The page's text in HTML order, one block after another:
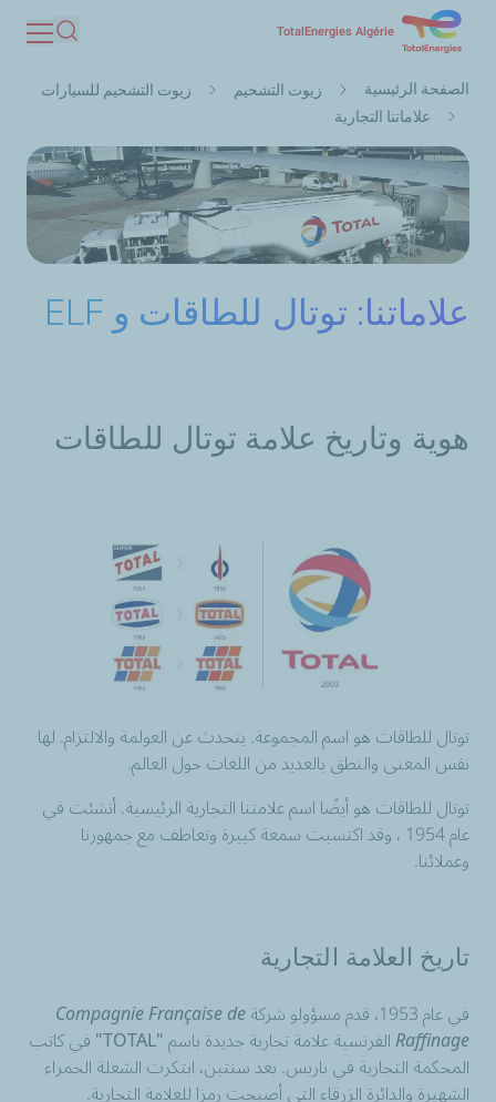
المحتوى
TotalEnergies Algérie
بحث
مسار
التنقل
الصفحة الرئيسية زيوت التشحيم
زيوت التشحيم للسيارات
علاماتنا التجارية
علاماتنا: توتال للطاقات و ELF
هوية وتاريخ علامة توتال للطاقات
توتال للطاقات هو اسم المجموعة. يتحدث عن العولمة والالتزام. لها
نفس المعنى والنطق بالعديد من اللغات حول العالم.
توتال للطاقات هو أيضًا اسم علامتنا التجارية الرئيسية. أنشئت في
عام 1954 ، وقد اكتسبت سمعة كبيرة وتعاطف مع جمهورنا
وعملائنا.
تاريخ العلامة التجارية
في عام 1953، قدم مسؤولو شركة Compagnie Française de
Raffinage الفرنسية علامة تجارية جديدة باسم "TOTAL" في كاتب
المحكمة التجارية في باريس. بعد سنتين، ابتكرت الشعلة الحمراء
الشهيرة والدائرة الزرقاء التي أصبحت رمزا للعلامة التجارية.